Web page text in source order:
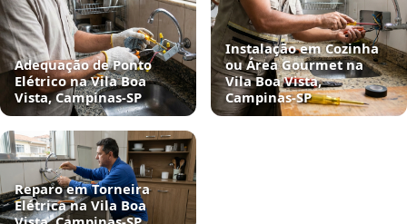
Adequação de Ponto
Elétrico na Vila Boa
Vista, Campinas‑SP
Instalação em Cozinha
ou Área Gourmet na
Vila Boa Vista,
Campinas‑SP
Reparo em Torneira
Elétrica na Vila Boa